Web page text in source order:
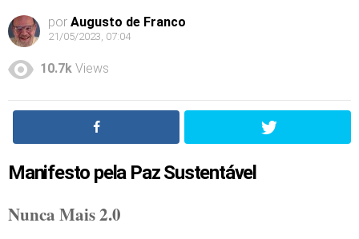
por Augusto de Franco
21/05/2023, 07:04
10.7k Views
Manifesto pela Paz Sustentável
Nunca Mais 2.0